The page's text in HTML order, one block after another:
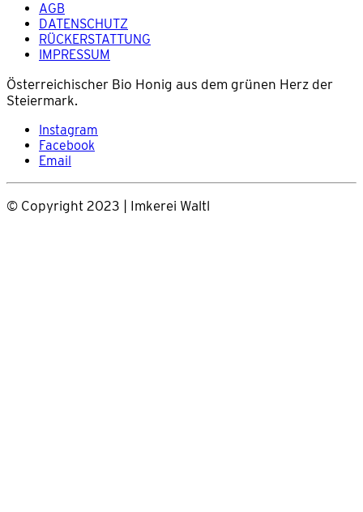
AGB
DATENSCHUTZ
RÜCKERSTATTUNG
IMPRESSUM
Österreichischer Bio Honig aus dem grünen Herz der
Steiermark.
Instagram
Facebook
Email
© Copyright 2023 | Imkerei Waltl